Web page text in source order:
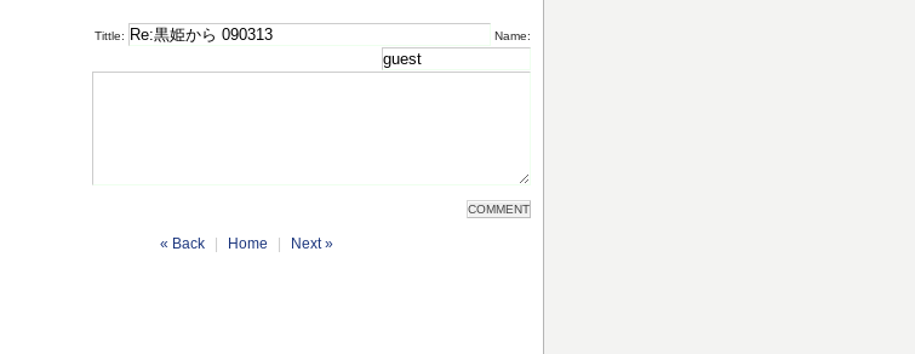
Tittle: Name:
« Back | Home | Next »